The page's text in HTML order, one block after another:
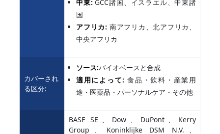
中東: GCC諸国、イスラエル、中東諸
国
アフリカ: 南アフリカ、北アフリカ、
中央アフリカ
カバーされ
る区分:
ソース:バイオベースと合成
適用によって:食品・飲料・産業用
途・医薬品・パーソナルケア・その他
BASF SE、Dow、DuPont、Kerry
Group、Koninklijke DSM N.V.、